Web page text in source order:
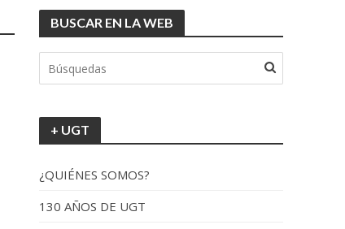
BUSCAR EN LA WEB
+ UGT
¿QUIÉNES SOMOS?
130 AÑOS DE UGT